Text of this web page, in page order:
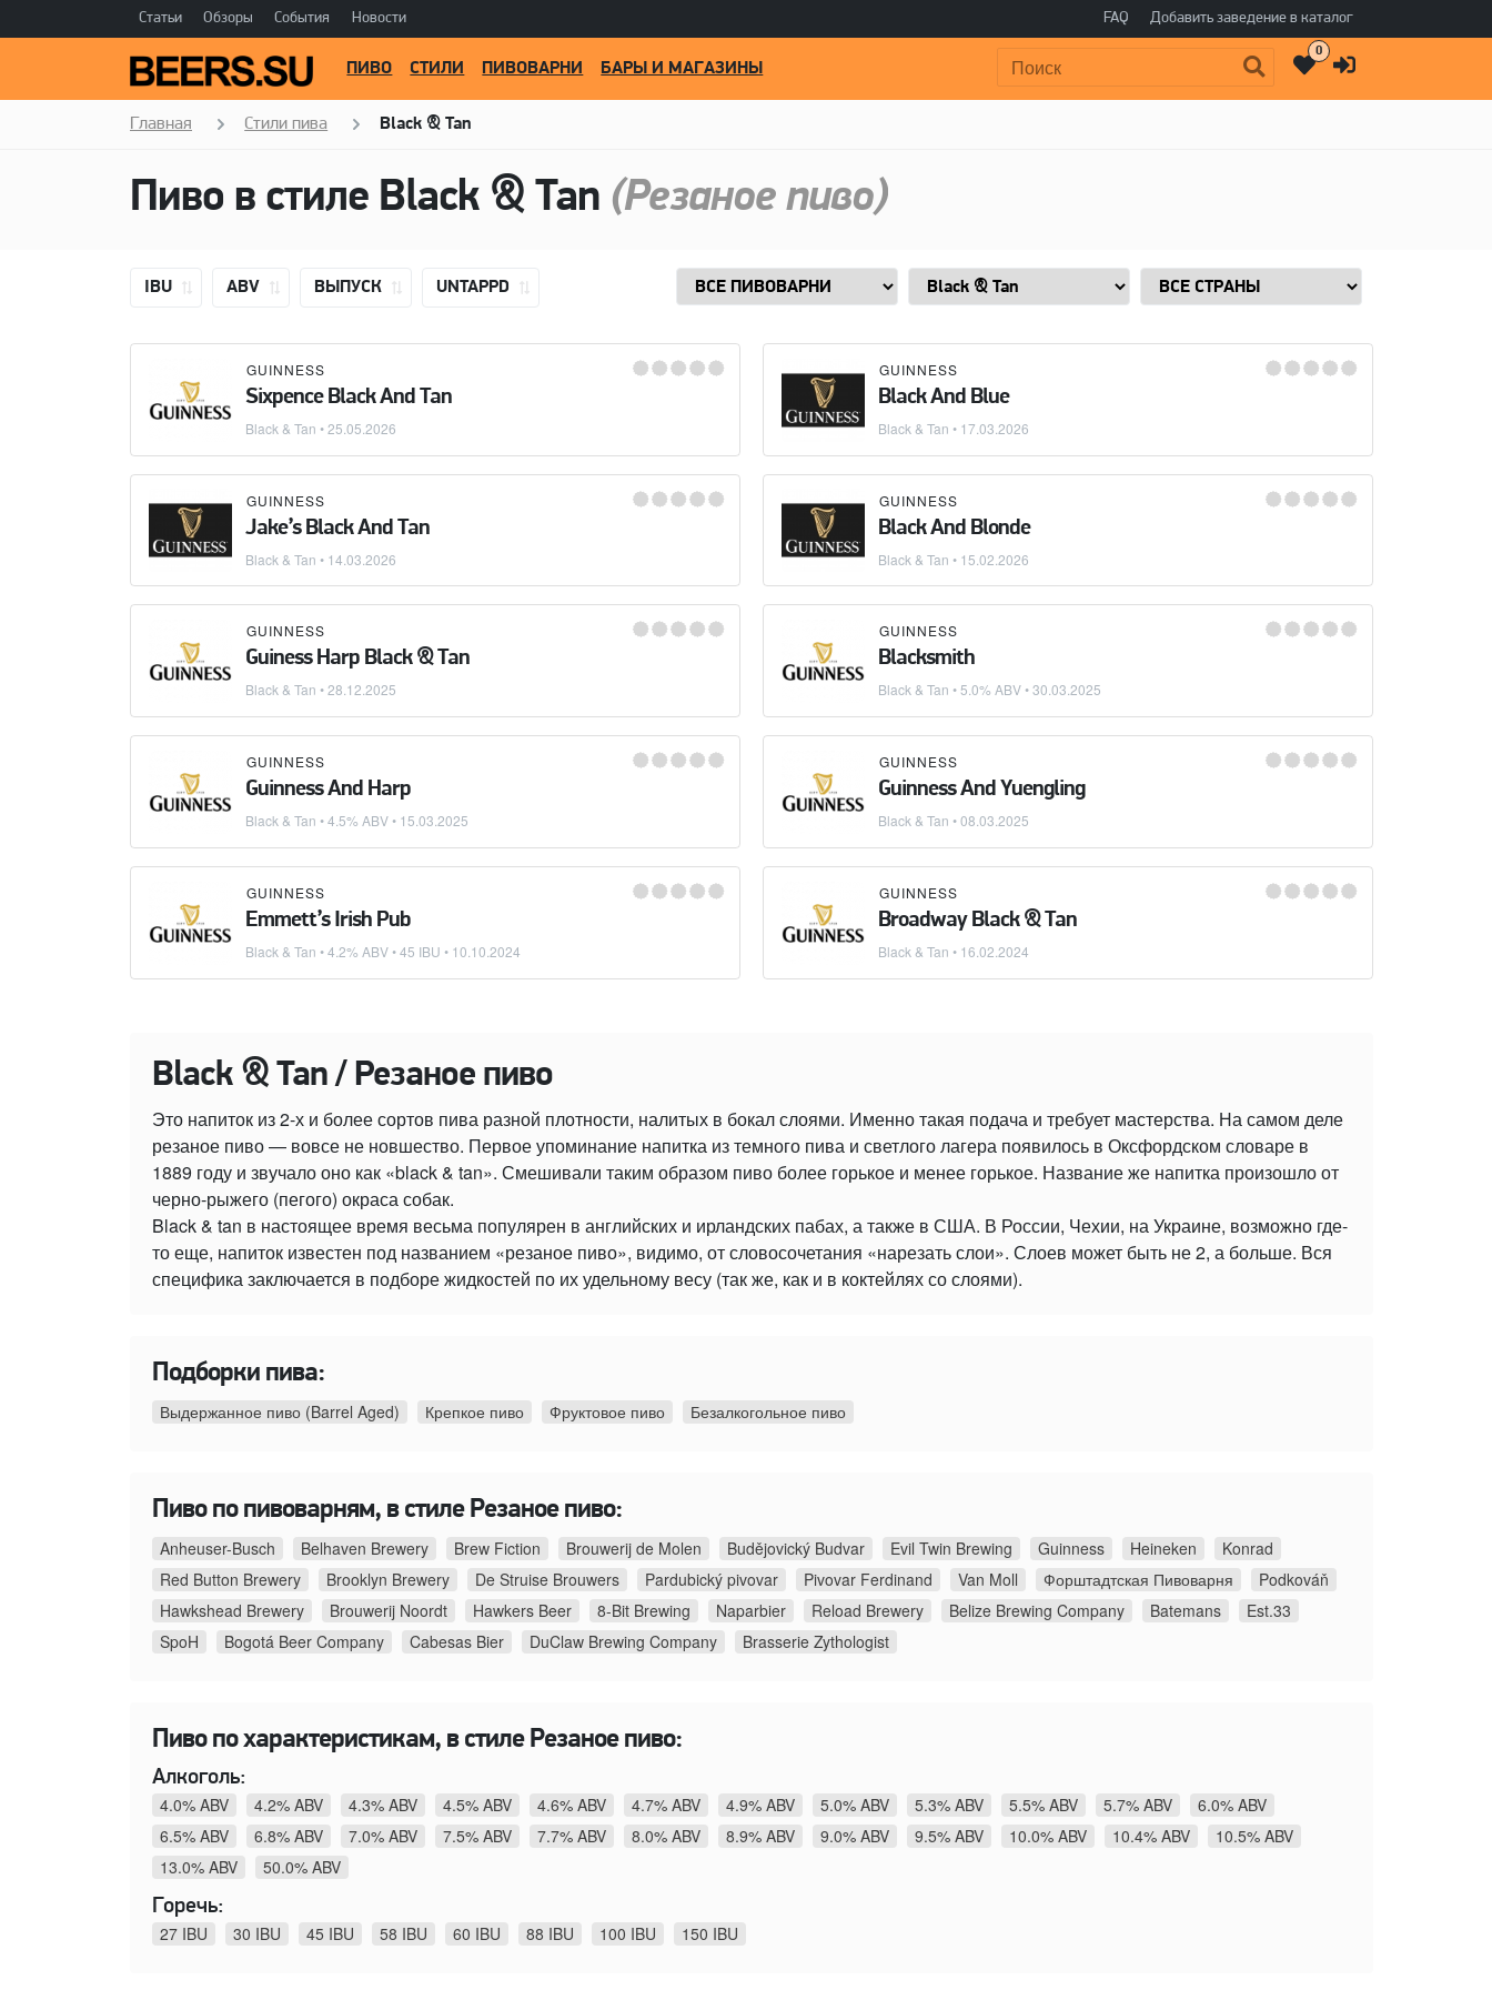
Статьи Обзоры События Новости FAQ Добавить заведение в каталог
Поиск:
ПИВО СТИЛИ ПИВОВАРНИ БАРЫ И МАГАЗИНЫ
0
Главная Стили пива Black & Tan
Пиво в стиле Black & Tan (Резаное пиво)
IBU ABV ВЫПУСК UNTAPPD
GUINNESS
Sixpence Black And Tan
Black & Tan •25.05.2026
GUINNESS
Black And Blue
Black & Tan • 17.03.2026
GUINNESS
Jake’s Black And Tan
Black & Tan • 14.03.2026
GUINNESS
Black And Blonde
Black & Tan • 15.02.2026
GUINNESS
Guiness Harp Black & Tan
Black & Tan •28.12.2025
GUINNESS
Blacksmith
Black & Tan • 5.0% ABV •30.03.2025
GUINNESS
Guinness And Harp
Black & Tan • 4.5% ABV • 15.03.2025
GUINNESS
Guinness And Yuengling
Black & Tan •08.03.2025
GUINNESS
Emmett’s Irish Pub
Black & Tan • 4.2% ABV • 45 IBU • 10.10.2024
GUINNESS
Broadway Black & Tan
Black & Tan • 16.02.2024
Black & Tan / Резаное пиво
Это напиток из 2-х и более сортов пива разной плотности, налитых в бокал слоями. Именно такая подача и требует мастерства. На самом деле
резаное пиво — вовсе не новшество. Первое упоминание напитка из темного пива и светлого лагера появилось в Оксфордском словаре в
1889 году и звучало оно как «black & tan». Смешивали таким образом пиво более горькое и менее горькое. Название же напитка произошло от
черно-рыжего (пегого) окраса собак.
Black & tan в настоящее время весьма популярен в английских и ирландских пабах, а также в США. В России, Чехии, на Украине, возможно где-
то еще, напиток известен под названием «резаное пиво», видимо, от словосочетания «нарезать слои». Слоев может быть не 2, а больше. Вся
специфика заключается в подборе жидкостей по их удельному весу (так же, как и в коктейлях со слоями).
Подборки пива:
Выдержанное пиво (Barrel Aged) Крепкое пиво Фруктовое пиво Безалкогольное пиво
Пиво по пивоварням, в стиле Резаное пиво:
Anheuser-Busch Belhaven Brewery Brew Fiction Brouwerij de Molen Budějovický Budvar Evil Twin Brewing Guinness Heineken
Konrad
Red Button Brewery
Brooklyn Brewery De Struise Brouwers Pardubický pivovar Pivovar Ferdinand Van Moll Форштадтская Пивоварня
Podkováň
Hawkshead Brewery
Brouwerij Noordt Hawkers Beer 8-Bit Brewing Naparbier Reload Brewery Belize Brewing Company Batemans
Est.33
SpoH
Bogotá Beer Company Cabesas Bier DuClaw Brewing Company Brasserie Zythologist
Пиво по характеристикам, в стиле Резаное пиво:
Алкоголь:
4.0% ABV
4.2% ABV 4.3% ABV 4.5% ABV 4.6% ABV 4.7% ABV 4.9% ABV 5.0% ABV 5.3% ABV 5.5% ABV 5.7% ABV
6.0% ABV
6.5% ABV
6.8% ABV 7.0% ABV 7.5% ABV 7.7% ABV 8.0% ABV 8.9% ABV 9.0% ABV 9.5% ABV 10.0% ABV 10.4% ABV
10.5% ABV
13.0% ABV
50.0% ABV
Горечь:
27 IBU
30 IBU 45 IBU 58 IBU 60 IBU 88 IBU 100 IBU 150 IBU